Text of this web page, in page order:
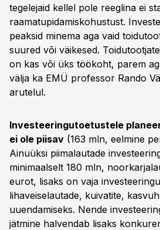
tegelejaid kellel pole reeglina ei
raamatupidamiskohustust.
peaksid minema aga vaid
suured või väikesed.
on kas või üks töökoht, parem
välja ka EMÜ professor Rando
arutelul.
Investeeringutoetustele
ei ole piisav (163 mln, eelmine
Ainuüksi piimalautade
minimaalselt 180 mln,
eurot, lisaks on vaja
lihaveiselautade, kuivatite,
uuendamiseks. Nende
jätmine halvendab lisaks